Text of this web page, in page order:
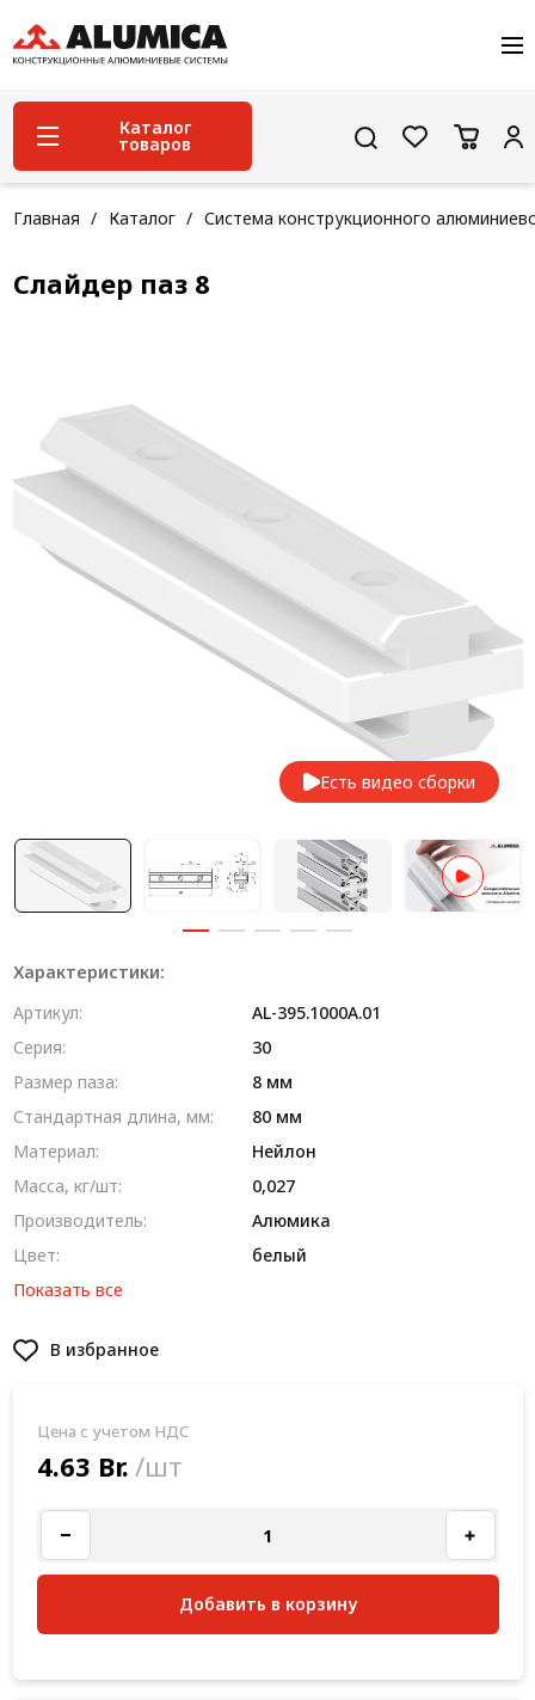
О компании
Услуги
Сервис и поддержка
Проекты
Контакты
Каталог
товаров
Система конструкционного алюминиевого
профиля
Конструкционная трубная система
Конвейерная фурнитура
Лестничная система
Система линейного перемещения NEW!
Система V-паза NEW!
Алюминиевые промышленные ограждения
Алюминиевая промышленная мебель
Крейты и кассеты Subrack systems
Радиаторный алюминиевый профиль NEW!
Лист алюминиевый
Метрический крепеж
Конструкции из профиля
Услуги дополнительной обработки профиля
Главная Каталог Система конструкционного
Слайдер паз 8
Есть видео сборки
Характеристики:
Артикул:
AL-395.1000A.01
Серия:
30
Размер паза:
8 мм
Стандартная длина, мм:
80 мм
Материал:
Нейлон
Масса, кг/шт:
0,027
Производитель:
Алюмика
Цвет:
белый
Показать все
В избранное
Цена с учетом НДС
4.63 Br. /шт
Добавить в корзину